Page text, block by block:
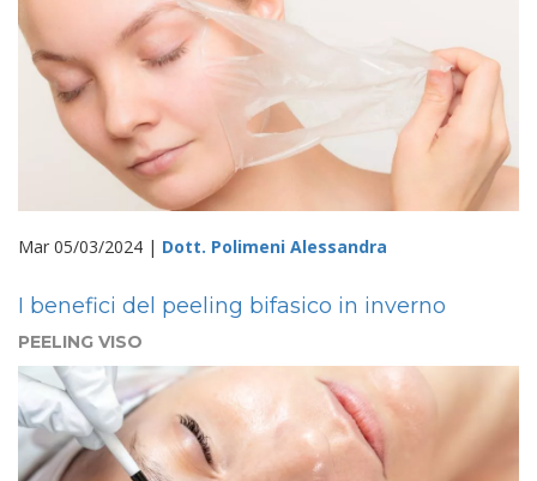
Mar 05/03/2024 | Dott. Polimeni Alessandra
I benefici del peeling bifasico in inverno
PEELING VISO